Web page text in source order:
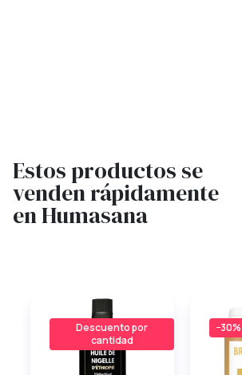
Estos productos se
venden rápidamente
en Humasana
Descuento por
cantidad
−30%